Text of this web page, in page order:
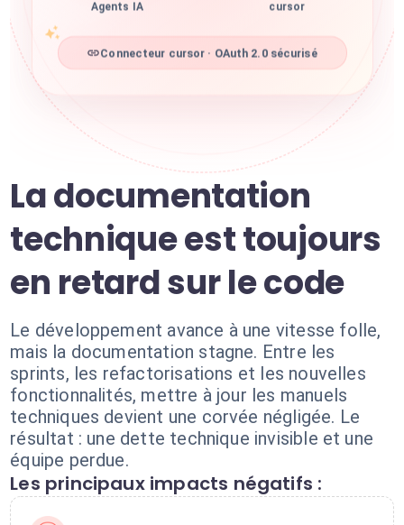
Agents IA cursor
Connecteur cursor · OAuth 2.0 sécurisé
La documentation
technique est toujours
en retard sur le code
Le développement avance à une vitesse folle,
mais la documentation stagne. Entre les
sprints, les refactorisations et les nouvelles
fonctionnalités, mettre à jour les manuels
techniques devient une corvée négligée. Le
résultat : une dette technique invisible et une
équipe perdue.
Les principaux impacts négatifs :